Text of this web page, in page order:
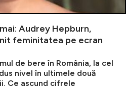
Audrey Hepburn,
feminitatea pe ecran
de bere în România, la cel
nivel în ultimele două
Ce ascund cifrele